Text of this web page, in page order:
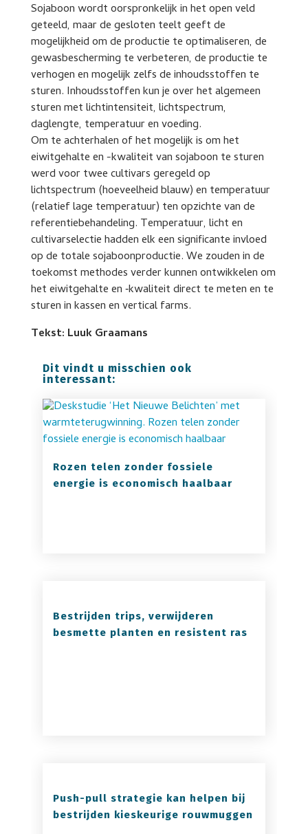
Sojaboon wordt oorspronkelijk in het open veld
geteeld, maar de gesloten teelt geeft de
mogelijkheid om de productie te optimaliseren, de
gewasbescherming te verbeteren, de productie te
verhogen en mogelijk zelfs de inhoudsstoffen te
sturen. Inhoudsstoffen kun je over het algemeen
sturen met lichtintensiteit, lichtspectrum,
daglengte, temperatuur en voeding.
Om te achterhalen of het mogelijk is om het
eiwitgehalte en -kwaliteit van sojaboon te sturen
werd voor twee cultivars geregeld op
lichtspectrum (hoeveelheid blauw) en temperatuur
(relatief lage temperatuur) ten opzichte van de
referentiebehandeling. Temperatuur, licht en
cultivarselectie hadden elk een significante invloed
op de totale sojaboonproductie. We zouden in de
toekomst methodes verder kunnen ontwikkelen om
het eiwitgehalte en ‑kwaliteit direct te meten en te
sturen in kassen en vertical farms.
Tekst: Luuk Graamans
Dit vindt u misschien ook
interessant:
Rozen telen zonder fossiele
energie is economisch haalbaar
Bestrijden trips, verwijderen
besmette planten en resistent ras
Push-pull strategie kan helpen bij
bestrijden kieskeurige rouwmuggen